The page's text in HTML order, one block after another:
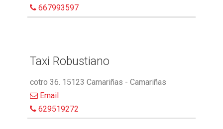
667993597
Taxi Robustiano
cotro 36. 15123 Camariñas - Camariñas
Email
629519272